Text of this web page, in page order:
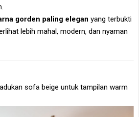
gorden paling elegan yang terbukti
lebih mahal, modern, dan nyaman
sofa beige untuk tampilan warm